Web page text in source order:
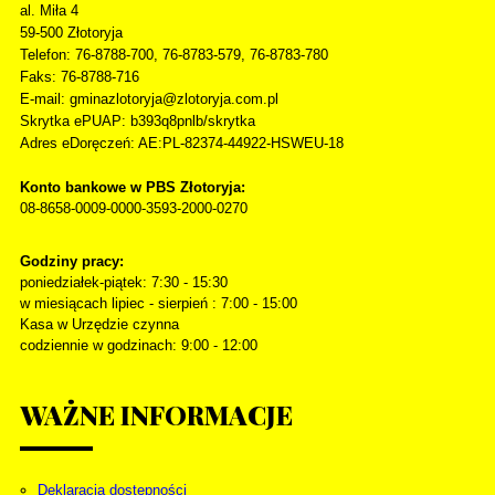
al. Miła 4
59-500 Złotoryja
Telefon: 76-8788-700, 76-8783-579, 76-8783-780
Faks: 76-8788-716
E-mail: gminazlotoryja@zlotoryja.com.pl
Skrytka ePUAP: b393q8pnlb/skrytka
Adres eDoręczeń: AE:PL-82374-44922-HSWEU-18
Konto bankowe w PBS Złotoryja:
08-8658-0009-0000-3593-2000-0270
Godziny pracy:
poniedziałek-piątek: 7:30 - 15:30
w miesiącach lipiec - sierpień : 7:00 - 15:00
Kasa w Urzędzie czynna
codziennie w godzinach: 9:00 - 12:00
WAŻNEINFORMACJE
Deklaracja dostępności